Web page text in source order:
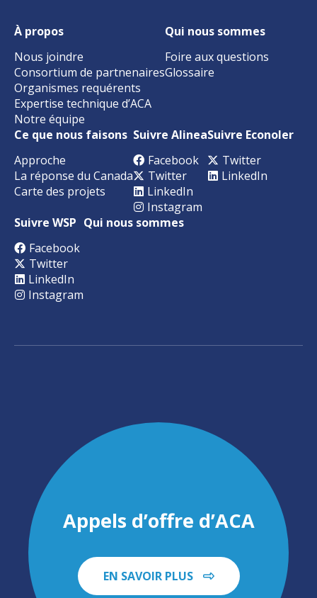
À propos
Nous joindre
Consortium de partnenaires
Organismes requérents
Expertise technique d’ACA
Notre équipe
Qui nous sommes
Foire aux questions
Glossaire
Ce que nous faisons
Approche
La réponse du Canada
Carte des projets
Suivre Alinea
Facebook
Twitter
LinkedIn
Instagram
Suivre Econoler
Twitter
LinkedIn
Suivre WSP
Facebook
Twitter
LinkedIn
Instagram
Qui nous sommes
Appels d’offre d’ACA
EN SAVOIR PLUS